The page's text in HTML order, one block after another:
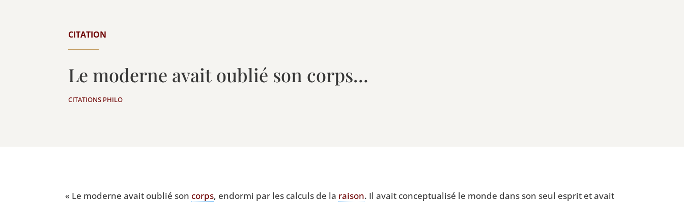
CITATION
Le moderne avait oublié son corps…
CITATIONS PHILO
« Le moderne avait oublié son corps, endor­mi par les cal­culs de la rai­son. Il avait concep­tua­li­sé le monde dans son seul esprit et avait